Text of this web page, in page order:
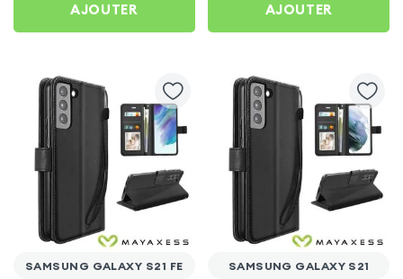
AJOUTER AJOUTER
SAMSUNG GALAXY S21 FE SAMSUNG GALAXY S21